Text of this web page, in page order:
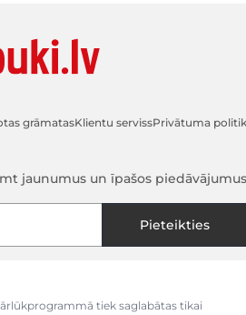
tiek saglabātas tikai
grāmatasKlientu servissPrivātuma
jaunumus un īpašos piedāvājumus
Pieteikties